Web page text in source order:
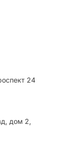
24
дом 2,